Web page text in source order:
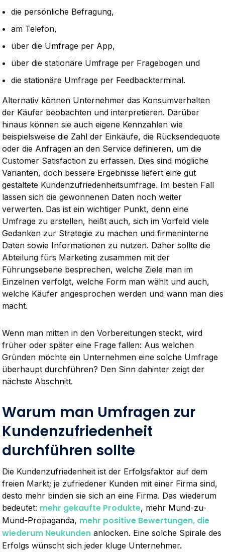
die persönliche Befragung,
am Telefon,
über die Umfrage per App,
über die stationäre Umfrage per Fragebogen und
die stationäre Umfrage per Feedbackterminal.
Alternativ können Unternehmer das Konsumverhalten
der Käufer beobachten und interpretieren. Darüber
hinaus können sie auch eigene Kennzahlen wie
beispielsweise die Zahl der Einkäufe, die Rücksendequote
oder die Anfragen an den Service definieren, um die
Customer Satisfaction zu erfassen. Dies sind mögliche
Varianten, doch bessere Ergebnisse liefert eine gut
gestaltete Kundenzufriedenheitsumfrage. Im besten Fall
lassen sich die gewonnenen Daten noch weiter
verwerten. Das ist ein wichtiger Punkt, denn eine
Umfrage zu erstellen, heißt auch, sich im Vorfeld viele
Gedanken zur Strategie zu machen und firmeninterne
Daten sowie Informationen zu nutzen. Daher sollte die
Abteilung fürs Marketing zusammen mit der
Führungsebene besprechen, welche Ziele man im
Einzelnen verfolgt, welche Form man wählt und auch,
welche Käufer angesprochen werden und wann man dies
macht.
Wenn man mitten in den Vorbereitungen steckt, wird
früher oder später eine Frage fallen: Aus welchen
Gründen möchte ein Unternehmen eine solche Umfrage
überhaupt durchführen? Den Sinn dahinter zeigt der
nächste Abschnitt.
Warum man Umfragen zur
Kundenzufriedenheit
durchführen sollte
Die Kundenzufriedenheit ist der Erfolgsfaktor auf dem
freien Markt; je zufriedener Kunden mit einer Firma sind,
desto mehr binden sie sich an eine Firma. Das wiederum
bedeutet: mehr gekaufte Produkte, mehr Mund-zu-
Mund-Propaganda, mehr positive Bewertungen, die
wiederum Neukundenanlocken. Eine solche Spirale des
Erfolgs wünscht sich jeder kluge Unternehmer.